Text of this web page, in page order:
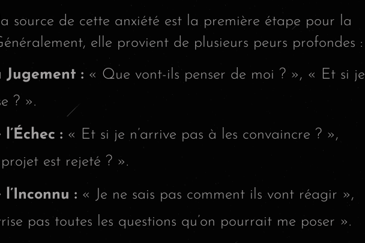
source de cette anxiété est la première étape pour la
elle provient de plusieurs peurs profondes :
Jugement : « Que vont-ils penser de moi ? », « Et si je
? ».
: « Et si je n’arrive pas à les convaincre ? »,
est rejeté ? ».
: « Je ne sais pas comment ils vont réagir »,
pas toutes les questions qu’on pourrait me poser ».